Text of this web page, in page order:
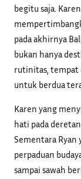
begitu saja.
pada akhirnya
bukan hanya
rutinitas, tempat
untuk berdua
Karen yang
hati pada
Sementara
perpaduan
sampai sawah